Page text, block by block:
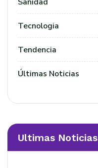
Tecnologia
Tendencia
Últimas Noticias
Ultimas Noticias